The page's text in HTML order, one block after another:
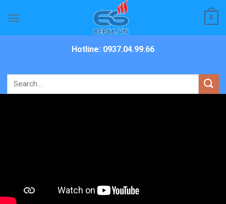
0
Hotline: 0937.04.99.66
Search
for: